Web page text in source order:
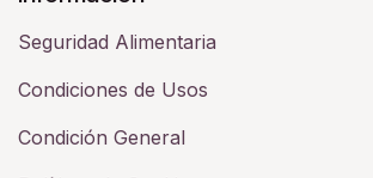
Seguridad Alimentaria
Condiciones de Usos
Condición General